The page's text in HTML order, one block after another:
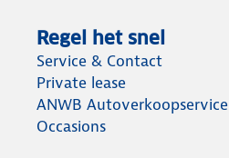
Regel het snel
Service & Contact
Private lease
ANWB Autoverkoopservice
Occasions